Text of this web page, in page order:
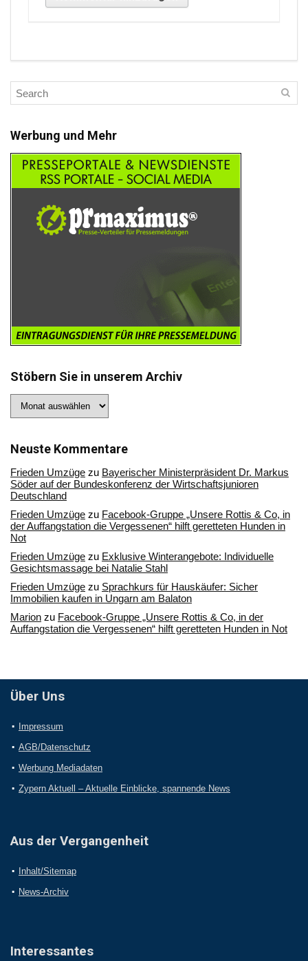
Werbung und Mehr
Stöbern Sie in unserem Archiv
Sie
Archiv
Neuste Kommentare
Frieden Umzüge zu Bayerischer Ministerpräsident Dr. Markus
Söder auf der Bundeskonferenz der Wirtschaftsjunioren
Deutschland
Frieden Umzüge zu Facebook-Gruppe „Unsere Rottis & Co, in
der Auffangstation die Vergessenen“ hilft geretteten Hunden in
Not
Frieden Umzüge zu Exklusive Winterangebote: Individuelle
Gesichtsmassage bei Natalie Stahl
Frieden Umzüge zu Sprachkurs für Hauskäufer: Sicher
Immobilien kaufen in Ungarn am Balaton
Marion zu Facebook-Gruppe „Unsere Rottis & Co, in der
Auffangstation die Vergessenen“ hilft geretteten Hunden in Not
Über Uns
Impressum
AGB/Datenschutz
Werbung Mediadaten
Zypern Aktuell – Aktuelle Einblicke, spannende News
Aus der Vergangenheit
Inhalt/Sitemap
News-Archiv
Interessantes